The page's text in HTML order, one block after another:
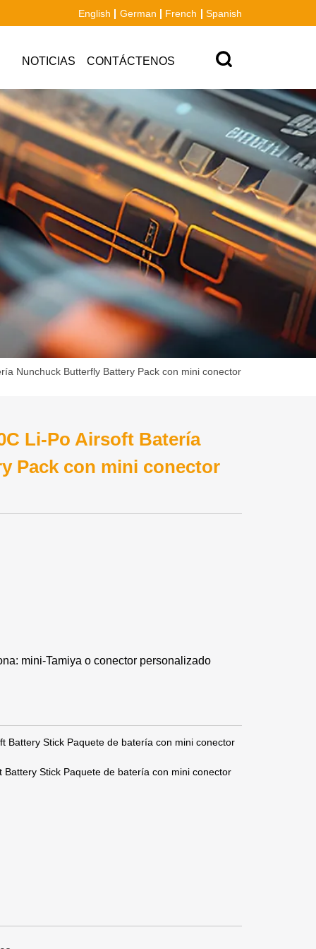
English German French Spanish
NOTICIAS CONTÁCTENOS
Nunchuck Butterfly Battery Pack con mini conector
Li-Po Airsoft Batería
Pack con mini conector
mini-Tamiya o conector personalizado
Battery Stick Paquete de batería con mini conector
Stick Paquete de batería con mini conector